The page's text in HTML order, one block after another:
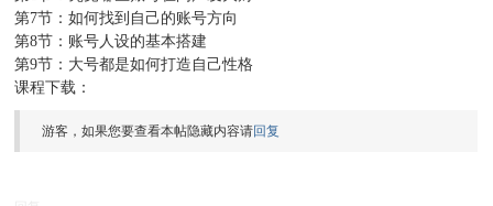
第7节：如何找到自己的账号方向
第8节：账号人设的基本搭建
第9节：大号都是如何打造自己性格
课程下载：
游客，如果您要查看本帖隐藏内容请回复